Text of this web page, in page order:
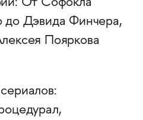
От Софокла
до Дэвида Финчера,
Пояркова